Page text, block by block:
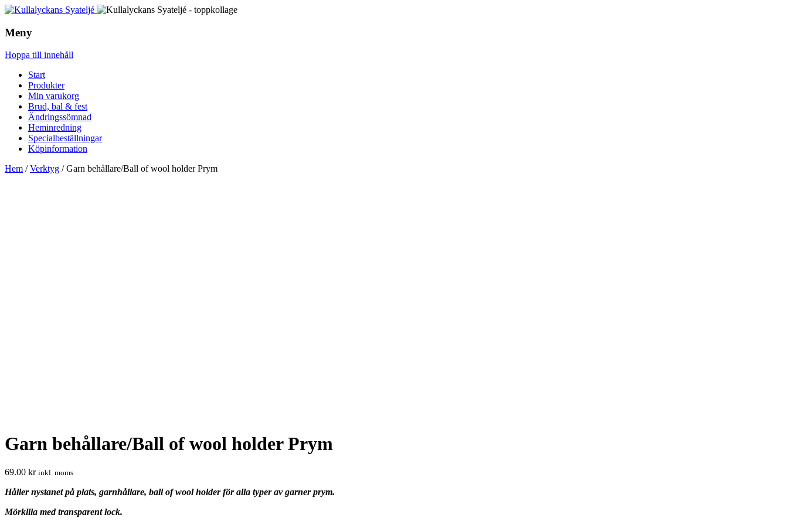
Meny
Hoppa till innehåll
Start
Produkter
Min varukorg
Brud, bal & fest
Ändringssömnad
Heminredning
Specialbeställningar
Köpinformation
Hem /Verktyg / Garn behållare/Ball of wool holder Prym
Garn behållare/Ball of wool holder Prym
69.00 kr inkl. moms
Håller nystanet på plats, garnhållare, ball of wool holder för alla typer av garner prym.
Mörklila med transparent lock.